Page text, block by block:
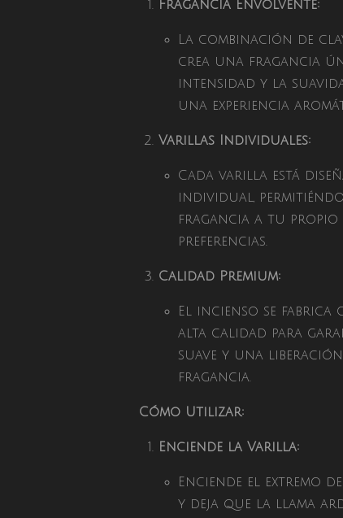
Fragancia Envolvente:
La combinación de
crea una fragancia
intensidad y la
una experiencia
Varillas Individuales:
Cada varilla está
individual,
fragancia a tu propio
preferencias.
Calidad Premium:
El incienso se fabrica
alta calidad para
suave y una
fragancia.
Cómo Utilizar:
Enciende la Varilla:
Enciende el extremo
y deja que la llama